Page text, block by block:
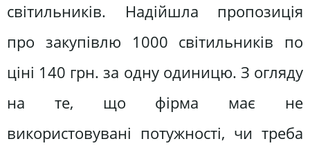
світильників. Надійшла пропозиція
про закупівлю 1000 світильників по
ціні 140 грн. за одну одиницю. З огляду
на те, що фірма має не
використовувані потужності, чи треба